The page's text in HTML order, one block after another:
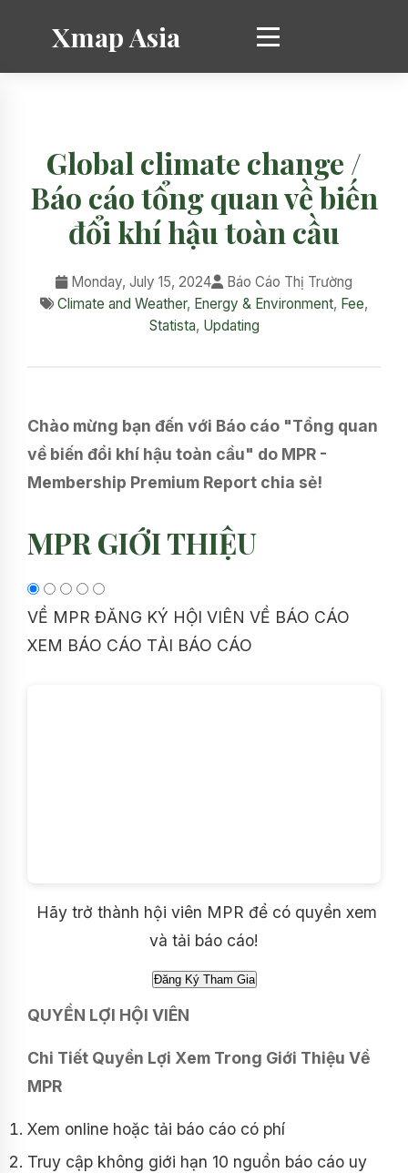
Xmap Asia
Global climate change /
Báo cáo tổng quan về biến
đổi khí hậu toàn cầu
Monday, July 15, 2024
Báo Cáo Thị Trường
Climate and Weather, Energy & Environment, Fee,
Statista, Updating
Chào mừng bạn đến với Báo cáo "Tổng quan
về biến đổi khí hậu toàn cầu" do MPR -
Membership Premium Report chia sẻ!
MPR GIỚI THIỆU
VỀ MPR ĐĂNG KÝ HỘI VIÊN VỀ BÁO CÁO
XEM BÁO CÁO TẢI BÁO CÁO
Hãy trở thành hội viên MPR để có quyền xem
và tải báo cáo!
QUYỀN LỢI HỘI VIÊN
Chi Tiết Quyền Lợi Xem Trong Giới Thiệu Về
MPR
Xem online hoặc tải báo cáo có phí
Truy cập không giới hạn 10 nguồn báo cáo uy